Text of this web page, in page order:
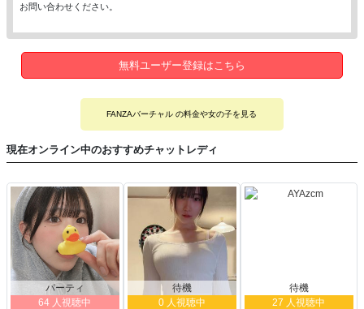
お問い合わせください。
無料ユーザー登録はこちら
FANZAバーチャル の料金や女の子を見る
現在オンライン中のおすすめチャットレディ
パーティ
64 人視聴中
待機
0 人視聴中
待機
27 人視聴中